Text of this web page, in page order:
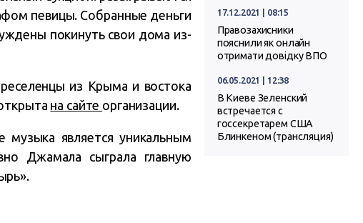
певицы. Собранные деньги
покинуть свои дома из-
из Крыма и востока
на сайте организации.
музыка является уникальным
Джамала сыграла главную
17.12.2021 | 08:15
Правозахисники
пояснили як онлайн
отримати довідку ВПО
06.05.2021 | 12:38
В Киеве Зеленский
встречается с
госсекретарем США
Блинкеном (трансляция)